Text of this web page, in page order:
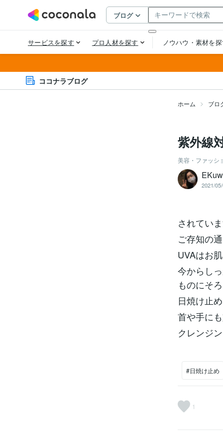
ココナラブログ
ホーム ブロ
紫外線
美容・ファッシ
2021/
されてい
ご存知の
UVAはお
今からし
ものにそ
日焼け止
首や手に
クレンジ
#日焼け止め
1